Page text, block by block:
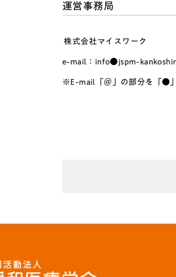
運営事務局
株式会社マイスワーク
e-mail：info●jspm-
※E-mail「＠」の部分を「●